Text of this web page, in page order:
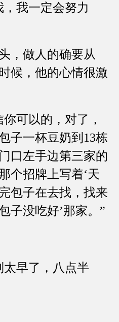
我一定会努力
做人的确要从
候，他的心情很激
可以的，对了，
子一杯豆奶到13栋
口左手边第三家的
个招牌上写着‘天
包子在去找，找来
子没吃好’那家。”
早了，八点半